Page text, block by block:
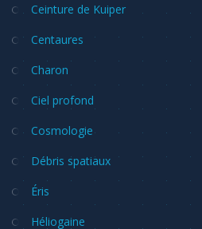
Ceinture de Kuiper
Centaures
Charon
Ciel profond
Cosmologie
Débris spatiaux
Éris
Héliogaine